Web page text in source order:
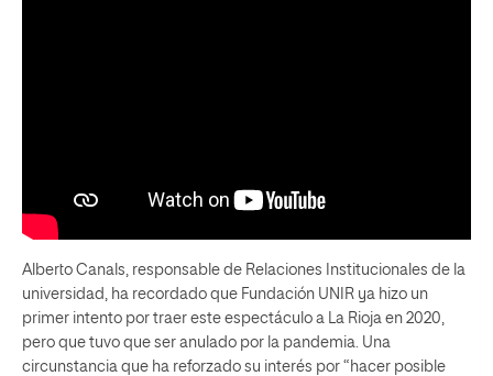
Alberto Canals, responsable de Relaciones Institucionales de la
universidad, ha recordado que Fundación UNIR ya hizo un
primer intento por traer este espectáculo a La Rioja en 2020,
pero que tuvo que ser anulado por la pandemia. Una
circunstancia que ha reforzado su interés por “hacer posible